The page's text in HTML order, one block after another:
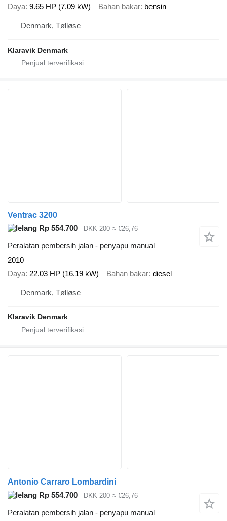
Daya 9.65 HP (7.09 kW) Bahan bakar bensin
Denmark, Tølløse
Klaravik Denmark
Ventrac 3200
Rp 554.700
DKK 200 ≈ €26,76
Peralatan pembersih jalan - penyapu manual
2010
Daya 22.03 HP (16.19 kW) Bahan bakar diesel
Denmark, Tølløse
Klaravik Denmark
Antonio Carraro Lombardini
Rp 554.700
DKK 200 ≈ €26,76
Peralatan pembersih jalan - penyapu manual